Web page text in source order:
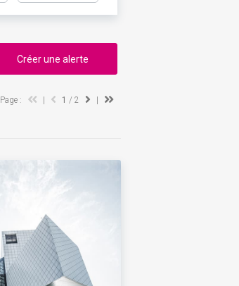
Créer une alerte
Page : 1 / 2